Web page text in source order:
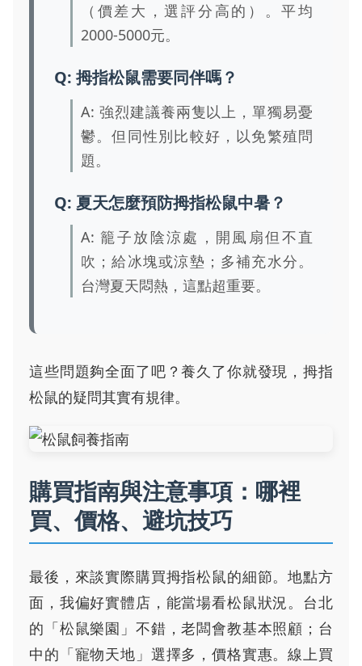
（價差大，選評分高的）。平均
2000-5000元。
Q: 拇指松鼠需要同伴嗎？
A: 強烈建議養兩隻以上，單獨易憂
鬱。但同性別比較好，以免繁殖問
題。
Q: 夏天怎麼預防拇指松鼠中暑？
A: 籠子放陰涼處，開風扇但不直
吹；給冰塊或涼墊；多補充水分。
台灣夏天悶熱，這點超重要。
這些問題夠全面了吧？養久了你就發現，拇指
松鼠的疑問其實有規律。
購買指南與注意事項：哪裡
買、價格、避坑技巧
最後，來談實際購買拇指松鼠的細節。地點方
面，我偏好實體店，能當場看松鼠狀況。台北
的「松鼠樂園」不錯，老闆會教基本照顧；台
中的「寵物天地」選擇多，價格實惠。線上買